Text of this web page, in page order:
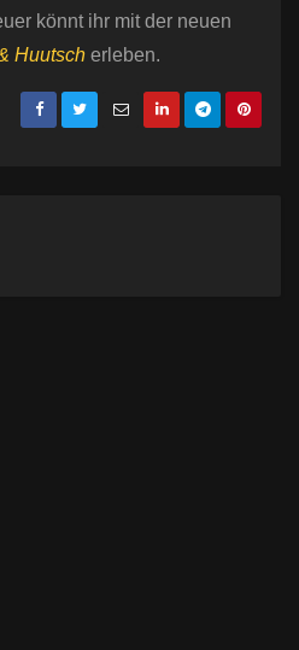
könnt ihr mit der neuen
Huutsch erleben.